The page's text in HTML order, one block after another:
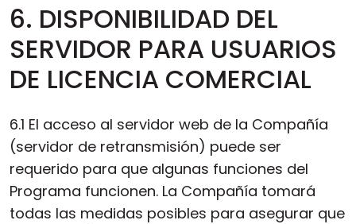
6. DISPONIBILIDAD DEL
SERVIDOR PARA USUARIOS
DE LICENCIA COMERCIAL
6.1 El acceso al servidor web de la Compañía
(servidor de retransmisión) puede ser
requerido para que algunas funciones del
Programa funcionen. La Compañía tomará
todas las medidas posibles para asegurar que